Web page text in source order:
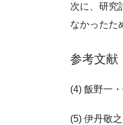
次に、研究
なかったた
参考文献
(4) 飯野一
(5) 伊丹敬